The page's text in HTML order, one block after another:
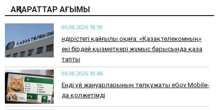
АҚПАРАТТАР АҒЫМЫ
06.08.2026 18:59
Өндірістегі қайғылы оқиға: «Қазақтелекомның»
екі бірдей қызметкері жұмыс барысында қаза
тапты
06.08.2026 18:46
Енді үй жануарларының төлқұжаты eGov Mobile-
да қолжетімді